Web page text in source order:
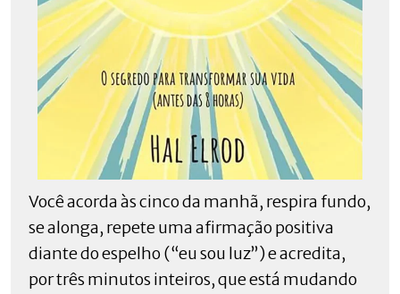
Você acorda às cinco da manhã, respira fundo,
se alonga, repete uma afirmação positiva
diante do espelho (“eu sou luz”) e acredita,
por três minutos inteiros, que está mudando